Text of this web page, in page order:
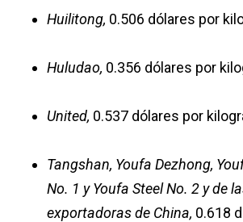
Huilitong, 0.506 dólares por
Huludao, 0.356 dólares por
United, 0.537 dólares por
Tangshan, Youfa Dezhong,
No. 1 y Youfa Steel No. 2 y de
exportadoras de China, 0.618